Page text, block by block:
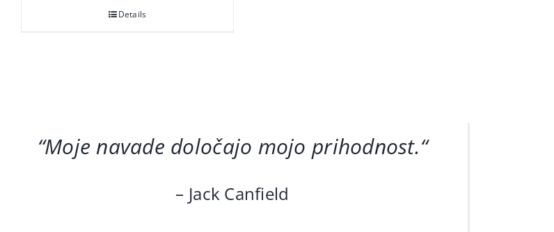
is:Details
“Moje navade določajo mojo prihodnost.“
– Jack Canfield